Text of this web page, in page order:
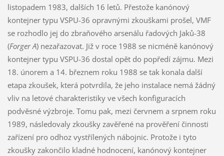
listopadem 1983, dalších 16 letů. Přestože kanónový
kontejner typu VSPU-36 opravnými zkouškami prošel, VMF
se rozhodlo jej do zbraňového arsenálu řadových Jaků-38
(Forger A) nezařazovat. Již v roce 1988 se nicméně kanónový
kontejner typu VSPU-36 dostal opět do popředí zájmu. Mezi
18. únorem a 14. březnem roku 1988 se tak konala další
etapa zkoušek, která potvrdila, že jeho instalace nemá žádný
vliv na letové charakteristiky ve všech konfiguracích
podvěsné výzbroje. Tomu pak, mezi červnem a srpnem roku
1989, následovaly zkoušky zavěřené na prověření činnosti
zařízení pro odhoz vystřílených nábojnic. Protože i tyto
zkoušky zakončilo kladné hodnocení, kanónový kontejner